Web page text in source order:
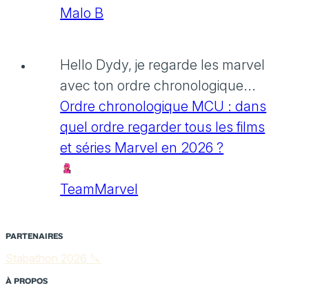
Malo B
Hello Dydy, je regarde les marvel
avec ton ordre chronologique...
Ordre chronologique MCU : dans
quel ordre regarder tous les films
et séries Marvel en 2026 ?
TeamMarvel
PARTENAIRES
Stabathon 2026 🔪
À PROPOS